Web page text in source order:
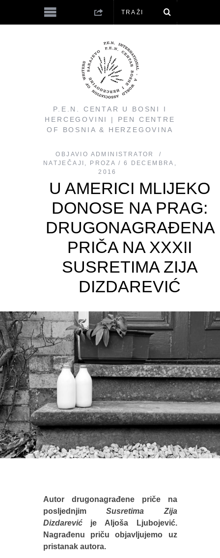
P.E.N. CENTAR U BOSNI I
HERCEGOVINI | PEN CENTRE
OF BOSNIA & HERZEGOVINA
OBJAVIO ADMINISTRATOR
NATJEČAJI , PROZA
6 DECEMBRA,
2016
U AMERICI MLIJEKO
DONOSE NA PRAG:
DRUGONAGRAĐENA
PRIČA NA XXXII
SUSRETIMA ZIJA
DIZDAREVIĆ
Autor drugonagrađene priče na
posljednjim Susretima Zija
Dizdarevićje Aljoša Ljubojević.
Nagrađenu priču objavljujemo uz
pristanak autora.